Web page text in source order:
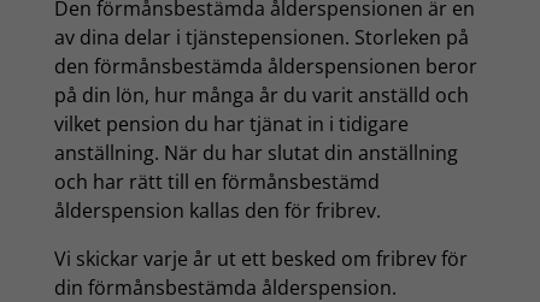
Den förmånsbestämda ålderspensionen är en
av dina delar i tjänstepensionen. Storleken på
den förmånsbestämda ålderspensionen beror
på din lön, hur många år du varit anställd och
vilket pension du har tjänat in i tidigare
anställning. När du har slutat din anställning
och har rätt till en förmånsbestämd
ålderspension kallas den för fribrev.
Vi skickar varje år ut ett besked om fribrev för
din förmånsbestämda ålderspension.